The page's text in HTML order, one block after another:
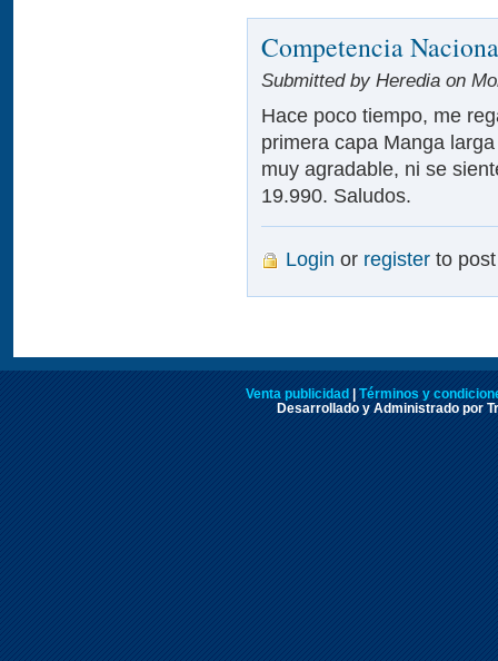
Competencia
Submitted by Heredia on
Hace poco tiempo, me
primera capa Manga
muy agradable, ni se
19.990. Saludos.
Login or register to
Venta publicidad
Términos y
Desarrollado y Administrado por